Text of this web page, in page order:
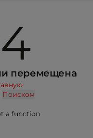
перемещена
Поиском
a function